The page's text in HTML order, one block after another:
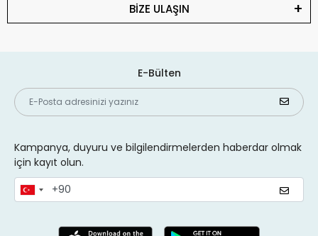
BİZE ULAŞIN
E-Bülten
Kampanya, duyuru ve bilgilendirmelerden haberdar olmak
için kayıt olun.